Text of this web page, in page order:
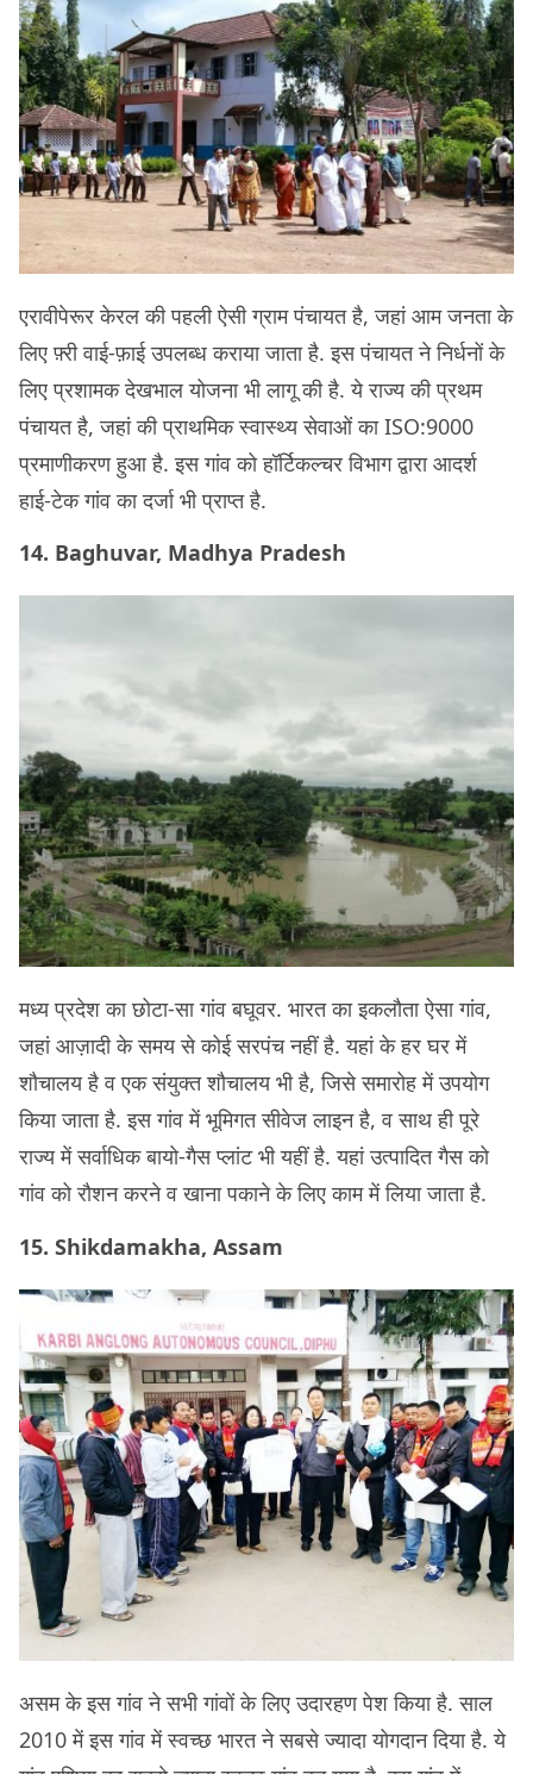
एरावीपेरूर केरल की पहली ऐसी ग्राम पंचायत है, जहां आम जनता के
लिए फ़्री वाई-फ़ाई उपलब्ध कराया जाता है. इस पंचायत ने निर्धनों के
लिए प्रशामक देखभाल योजना भी लागू की है. ये राज्य की प्रथम
पंचायत है, जहां की प्राथमिक स्वास्थ्य सेवाओं का ISO:9000
प्रमाणीकरण हुआ है. इस गांव को हॉर्टिकल्चर विभाग द्वारा आदर्श
हाई-टेक गांव का दर्जा भी प्राप्त है.
14. Baghuvar, Madhya Pradesh
मध्य प्रदेश का छोटा-सा गांव बघूवर. भारत का इकलौता ऐसा गांव,
जहां आज़ादी के समय से कोई सरपंच नहीं है. यहां के हर घर में
शौचालय है व एक संयुक्त शौचालय भी है, जिसे समारोह में उपयोग
किया जाता है. इस गांव में भूमिगत सीवेज लाइन है, व साथ ही पूरे
राज्य में सर्वाधिक बायो-गैस प्लांट भी यहीं है. यहां उत्पादित गैस को
गांव को रौशन करने व खाना पकाने के लिए काम में लिया जाता है.
15. Shikdamakha, Assam
असम के इस गांव ने सभी गांवों के लिए उदारहण पेश किया है. साल
2010 में इस गांव में स्वच्छ भारत ने सबसे ज्यादा योगदान दिया है. ये